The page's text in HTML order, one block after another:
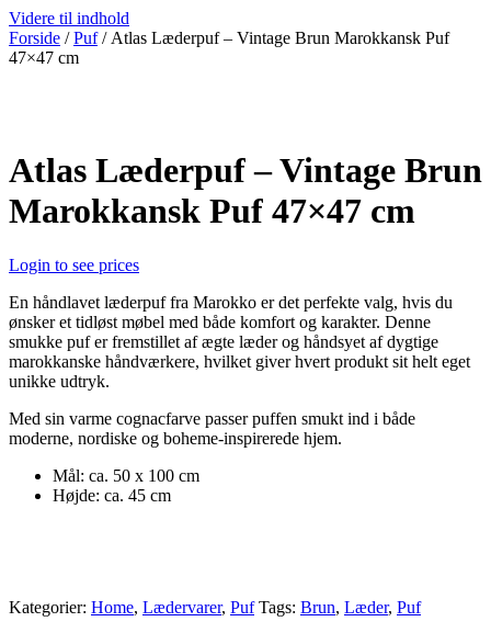
Videre til indhold
Forside /Puf/ Atlas Læderpuf – Vintage Brun Marokkansk Puf
47×47 cm
Atlas Læderpuf – Vintage Brun
Marokkansk Puf 47×47 cm
Login to see prices
En håndlavet læderpuf fra Marokko er det perfekte valg, hvis du
ønsker et tidløst møbel med både komfort og karakter. Denne
smukke puf er fremstillet af ægte læder og håndsyet af dygtige
marokkanske håndværkere, hvilket giver hvert produkt sit helt eget
unikke udtryk.
Med sin varme cognacfarve passer puffen smukt ind i både
moderne, nordiske og boheme-inspirerede hjem.
Mål: ca. 50 x 100 cm
Højde: ca. 45 cm
Kategorier: Home, Lædervarer, Puf Tags: Brun, Læder, Puf